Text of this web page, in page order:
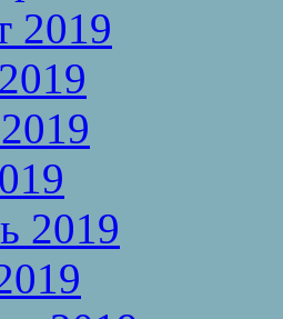
2019
2019